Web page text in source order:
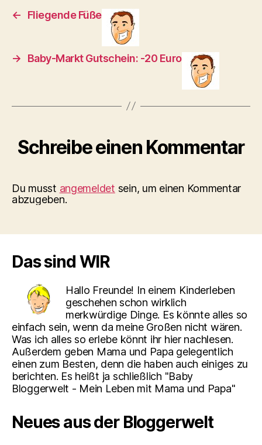
← Fliegende Füße
→ Baby-Markt Gutschein: -20 Euro
Schreibe einen Kommentar
Du musst angemeldet sein, um einen Kommentar
abzugeben.
Das sind WIR
Hallo Freunde! In einem Kinderleben
geschehen schon wirklich
merkwürdige Dinge. Es könnte alles so
einfach sein, wenn da meine Großen nicht wären.
Was ich alles so erlebe könnt ihr hier nachlesen.
Außerdem geben Mama und Papa gelegentlich
einen zum Besten, denn die haben auch einiges zu
berichten. Es heißt ja schließlich "Baby
Bloggerwelt - Mein Leben mit Mama und Papa"
Neues aus der Bloggerwelt